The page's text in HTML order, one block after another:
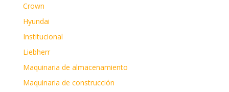
Crown
Hyundai
Institucional
Liebherr
Maquinaria de almacenamiento
Maquinaria de construcción